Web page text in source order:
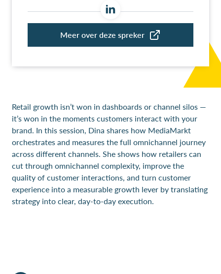
Retail growth isn’t won in dashboards or channel silos —
it’s won in the moments customers interact with your
brand. In this session, Dina shares how MediaMarkt
orchestrates and measures the full omnichannel journey
across different channels. She shows how retailers can
cut through omnichannel complexity, improve the
quality of customer interactions, and turn customer
experience into a measurable growth lever by translating
strategy into clear, day-to-day execution.